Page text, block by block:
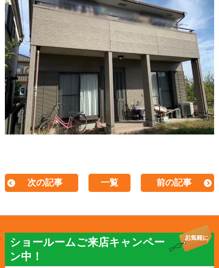
次の記事 一覧 前の記事
ショールームご来店キャンペー
ン中！